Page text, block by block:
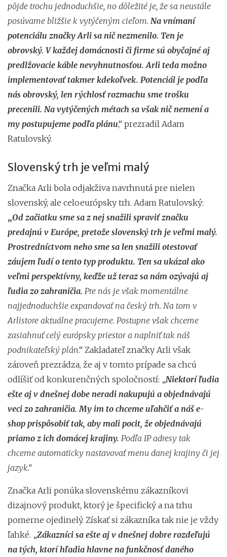
pôjde trochu jednoduchšie, no dôležité je, že sa neustále
posúvame bližšie k vytýčeným cieľom. Na vnímaní
potenciálu značky Arli sa nič nezmenilo. Ten je
obrovský. V každej domácnosti či firme sú obyčajné aj
predlžovacie káble nevyhnutnosťou. Arli teda možno
implementovať takmer kdekoľvek. Potenciál je podľa
nás obrovský, len rýchlosť rozmachu sme trošku
precenili. Na vytýčených métach sa však nič nemení a
my postupujeme podľa plánu,“ prezradil Adam
Ratulovský.
Slovenský trh je veľmi malý
Značka Arli bola odjakživa navrhnutá pre nielen
slovenský, ale celoeurópsky trh. Adam Ratulovský:
„Od začiatku sme sa z nej snažili spraviť značku
predajnú v Európe, pretože slovenský trh je veľmi malý.
Prostredníctvom neho sme sa len snažili otestovať
záujem ľudí o tento typ produktu. Ten sa ukázal ako
veľmi perspektívny, keďže už teraz sa nám ozývajú aj
ľudia zo zahraničia. Pre nás je však momentálne
najjednoduchšie expandovať na český trh. Na tom v
Arlistore aktuálne pracujeme. Postupne však chceme
zasiahnuť celý európsky priestor a naplniť tak náš
podnikateľský plán.“ Zakladateľ značky Arli však
zároveň prezrádza, že aj v tomto prípade sa chcú
odlíšiť od konkurenčných spoločností: „Niektorí ľudia
ešte aj v dnešnej dobe neradi nakupujú a objednávajú
veci zo zahraničia. My im to chceme uľahčiť a náš e-
shop prispôsobiť tak, aby mali pocit, že objednávajú
priamo z ich domácej krajiny. Podľa IP adresy tak
chceme automaticky nastavovať menu danej krajiny či jej
jazyk.“
Značka Arli ponúka slovenskému zákazníkovi
dizajnový produkt, ktorý je špecifický a na trhu
pomerne ojedinelý. Získať si zákazníka tak nie je vždy
ľahké. „Zákazníci sa ešte aj v dnešnej dobre rozdeľujú
na tých, ktorí hľadia hlavne na funkčnosť daného